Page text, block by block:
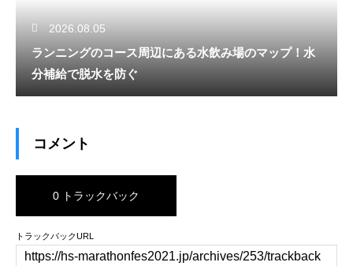
2026.08.05
ランニングのコース周辺にある水飲み場のマップ！水
分補給で脱水を防ぐ
コメント
0 トラックバック
トラックバックURL